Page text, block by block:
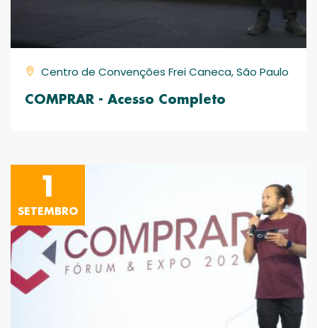
Centro de Convenções Frei Caneca, São Paulo
COMPRAR - Acesso Completo
1
SETEMBRO